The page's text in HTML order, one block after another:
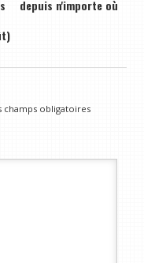
depuis n'importe où
champs obligatoires